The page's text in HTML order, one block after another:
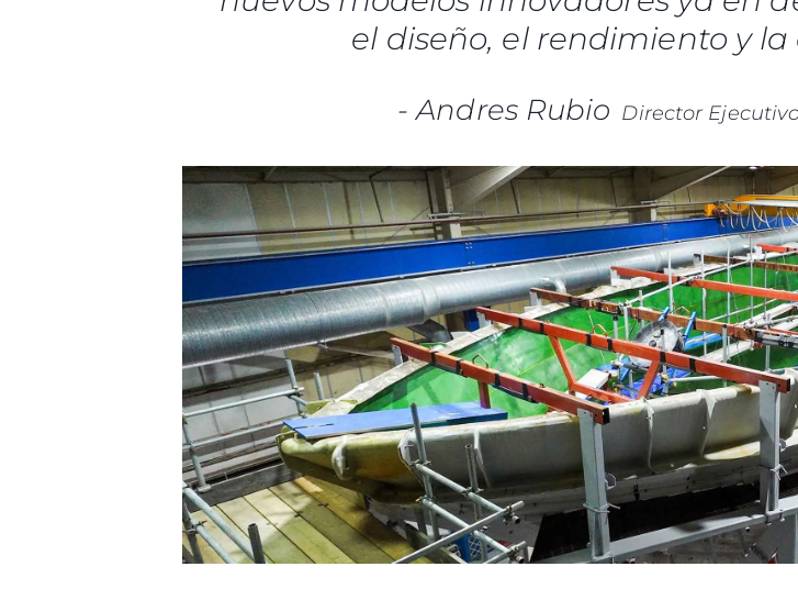
el diseño, el rendimiento y
-Andres Rubio Director